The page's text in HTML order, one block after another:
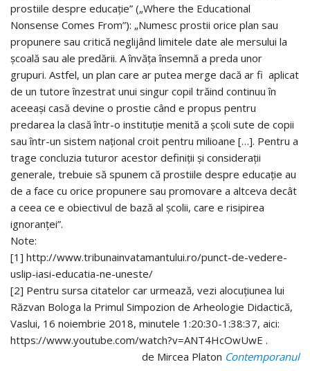
prostiile despre educație” („Where the Educational
Nonsense Comes From”): „Numesc prostii orice plan sau
propunere sau critică neglijând limitele date ale mersului la
școală sau ale predării. A învăța însemnă a preda unor
grupuri. Astfel, un plan care ar putea merge dacă ar fi aplicat
de un tutore înzestrat unui singur copil trăind continuu în
aceeași casă devine o prostie când e propus pentru
predarea la clasă într-o instituție menită a școli sute de copii
sau într-un sistem național croit pentru milioane […]. Pentru a
trage concluzia tuturor acestor definiții și considerații
generale, trebuie să spunem că prostiile despre educație au
de a face cu orice propunere sau promovare a altceva decât
a ceea ce e obiectivul de bază al școlii, care e risipirea
ignoranței”.
Note:
[1] http://www.tribunainvatamantului.ro/punct-de-vedere-
uslip-iasi-educatia-ne-uneste/
[2] Pentru sursa citatelor car urmează, vezi alocuțiunea lui
Răzvan Bologa la Primul Simpozion de Arheologie Didactică,
Vaslui, 16 noiembrie 2018, minutele 1:20:30-1:38:37, aici:
https://www.youtube.com/watch?v=ANT4HcOwUwE .
de Mircea Platon Contemporanul